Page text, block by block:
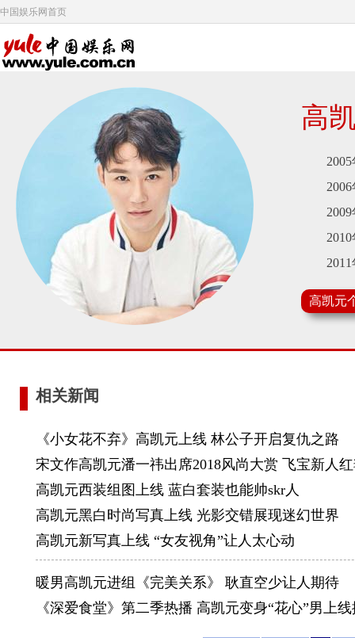
中国娱乐网首页
高
2005年
2006年
2009年
2010年
2011年
2013年
2015年
高凯元
相关新闻
《小女花不弃》高凯元上线 林公子开启复仇之路
宋文作高凯元潘一祎出席2018风尚大赏 飞宝新人
高凯元西装组图上线 蓝白套装也能帅skr人
高凯元黑白时尚写真上线 光影交错展现迷幻世界
高凯元新写真上线 “女友视角”让人太心动
暖男高凯元进组《完美关系》 耿直空少让人期待
《深爱食堂》第二季热播 高凯元变身“花心”男上